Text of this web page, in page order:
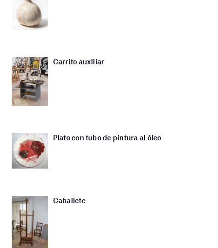
Carrito auxiliar
Plato con tubo de pintura al óleo
Caballete